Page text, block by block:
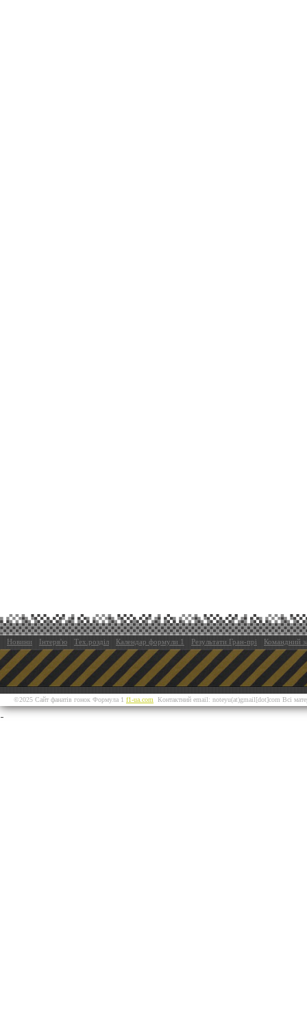
Новини Інтерв'ю Тех.розділ Календар формули 1 Результати Гран-прі Командний
©2025 Сайт фанатів гонок Формула 1 f1-ua.com Контактний email: noteyu(at)gmail[dot]com Всі